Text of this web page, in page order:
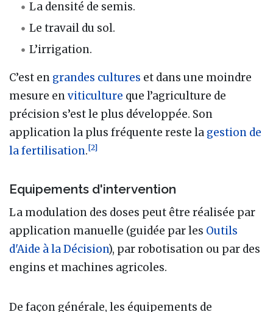
La densité de semis.
Le travail du sol.
L’irrigation.
C’est en grandes cultures et dans une moindre
mesure enviticulture que l’agriculture de
précision s’est le plus développée. Son
application la plus fréquente reste la gestion de
la fertilisation.[2]
Equipements d'intervention
La modulation des doses peut être réalisée par
application manuelle (guidée par les Outils
d'Aide à la Décision), par robotisation ou par des
engins et machines agricoles.
De façon générale, les équipements de